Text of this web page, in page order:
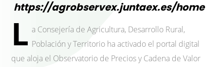
https://agrobservex.juntaex.es/home
L a Consejería de Agricultura, Desarrollo Rural,
Población y Territorio ha activado el portal digital
que aloja el Observatorio de Precios y Cadena de Valor